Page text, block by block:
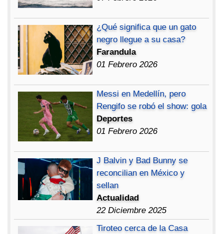
¿Qué significa que un gato
negro llegue a su casa?
Farandula
01 Febrero 2026
Messi en Medellín, pero
Rengifo se robó el show: gola
Deportes
01 Febrero 2026
J Balvin y Bad Bunny se
reconcilian en México y
sellan
Actualidad
22 Diciembre 2025
Tiroteo cerca de la Casa